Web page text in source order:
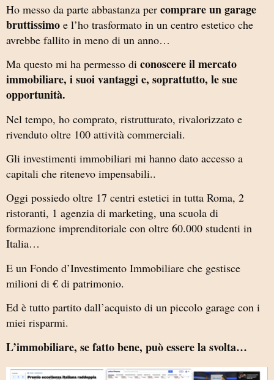
Ho messo da parte abbastanza per comprare un garage
bruttissimo e l’ho trasformato in un centro estetico che
avrebbe fallito in meno di un anno…
Ma questo mi ha permesso di conoscere il mercato
immobiliare, i suoi vantaggi e, soprattutto, le sue
opportunità.
Nel tempo, ho comprato, ristrutturato, rivalorizzato e
rivenduto oltre 100 attività commerciali.
Gli investimenti immobiliari mi hanno dato accesso a
capitali che ritenevo impensabili..
Oggi possiedo oltre 17 centri estetici in tutta Roma, 2
ristoranti, 1 agenzia di marketing, una scuola di
formazione imprenditoriale con oltre 60.000 studenti in
Italia…
E un Fondo d’Investimento Immobiliare che gestisce
milioni di € di patrimonio.
Ed è tutto partito dall’acquisto di un piccolo garage con i
miei risparmi.
L’immobiliare, se fatto bene, può essere la svolta…